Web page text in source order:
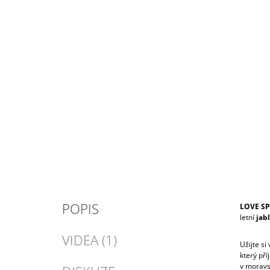
POPIS
VIDEA (1)
LOVE
letní
Užijte si
který
v